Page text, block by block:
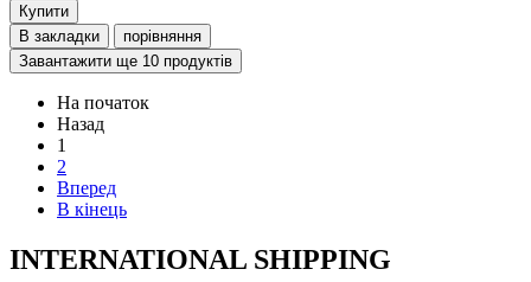
Купити
В закладки
порівняння
Завантажити ще 10 продуктів
На початок
Назад
1
2
Вперед
В кінець
INTERNATIONAL SHIPPING